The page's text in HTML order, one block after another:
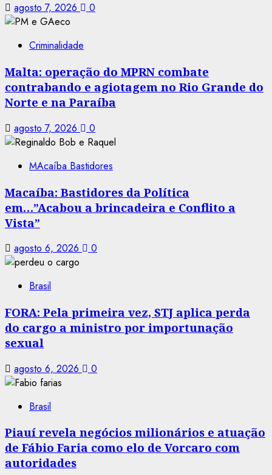
agosto 7, 2026 0
Criminalidade
Malta: operação do MPRN combate
contrabando e agiotagem no Rio Grande do
Norte e na Paraíba
agosto 7, 2026 0
MAcaíba Bastidores
Macaíba: Bastidores da Política
em…”Acabou a brincadeira e Conflito a
Vista”
agosto 6, 2026 0
Brasil
FORA: Pela primeira vez, STJ aplica perda
do cargo a ministro por importunação
sexual
agosto 6, 2026 0
Brasil
Piauí revela negócios milionários e atuação
de Fábio Faria como elo de Vorcaro com
autoridades